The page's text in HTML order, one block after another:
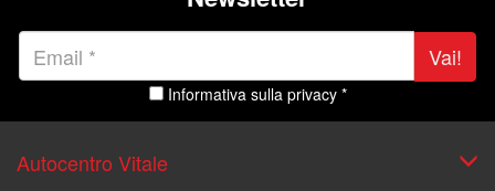
Vai!
Informativa sulla privacy *
Autocentro Vitale